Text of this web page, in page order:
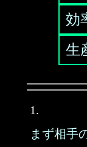
効
生
1.
まず相手